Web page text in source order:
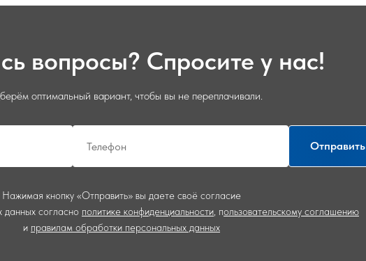
вопросы? Спросите у нас!
оптимальный вариант, чтобы вы не переплачивали.
Отправить
Нажимая кнопку «Отправить» вы даете своё согласие
данных согласно политике конфиденциальности, пользовательскому соглашению
и правилам обработки персональных данных